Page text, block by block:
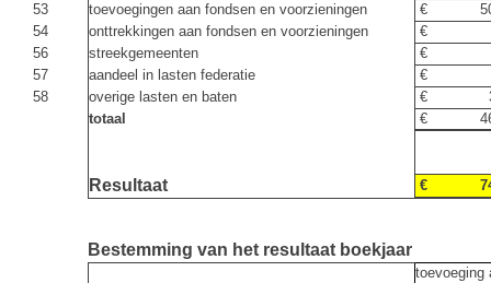
53 toevoegingen aan fondsen en voorzieningen
€
54
onttrekkingen aan fondsen en voorzieningen
€
56
streekgemeenten
€
57
aandeel in lasten federatie
€
58
overige lasten en baten
€
totaal
€
Resultaat €
Bestemming van het resultaat boekjaar
toevoeging